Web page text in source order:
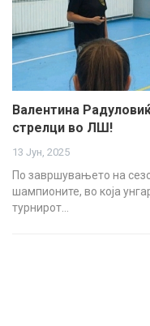
Валентина
стрелци во ЛШ!
13 Јун, 2025
По завршувањето на
шампионите, во која
турнирот…